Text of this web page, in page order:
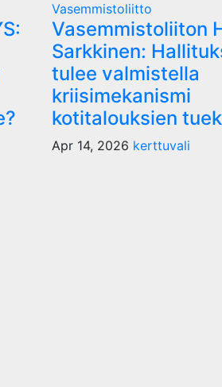
Vasemmistoliitto
Vasemmistoliiton
Sarkkinen:
tulee valmistella
kriisimekanismi
kotitalouksien
Apr 14, 2026 kerttuvali